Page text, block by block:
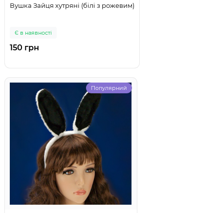
Вушка Зайця хутряні (білі з рожевим)
Є в наявності
150 грн
Популярний